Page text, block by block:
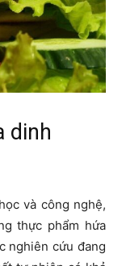
dinh
và công nghệ,
thực phẩm hứa
nghiên cứu đang